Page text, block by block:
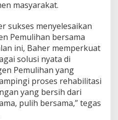
masyarakat.
sukses menyelesaikan
Pemulihan bersama
ini, Baher memperkuat
solusi nyata di
Pemulihan yang
proses rehabilitasi
yang bersih dari
pulih bersama,” tegas